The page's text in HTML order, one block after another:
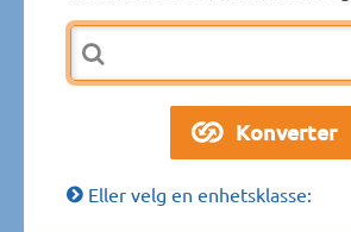
Eller velg en enhetsklasse: